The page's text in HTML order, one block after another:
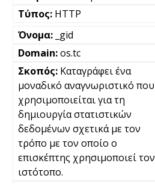
HTTP
_gid
os.tc
Καταγράφει ένα
μοναδικό αναγνωριστικό που
χρησιμοποιείται για τη
δημιουργία στατιστικών
δεδομένων σχετικά με τον
τρόπο με τον οποίο ο
επισκέπτης χρησιμοποιεί τον
ιστότοπο.